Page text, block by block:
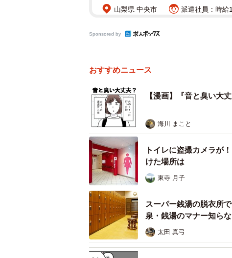
山梨県 中央市 派遣社員：時給
Sponsored by
おすすめニュース
【漫画】『音と臭い大
海川 まこと
トイレに盗撮カメラが
けた場所は
東寺 月子
スーパー銭湯の脱衣所
泉・銭湯のマナー知ら
太田 真弓